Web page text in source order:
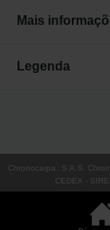
Mais
Legenda
Chronocarpa : S.A.S.
CEDEX -